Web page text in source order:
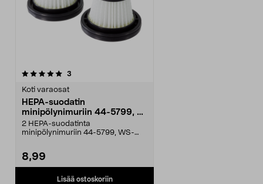
3
Koti varaosat
HEPA-suodatin
minipölynimuriin 44-5799, 2
kpl
2 HEPA-suodatinta
minipölynimuriin 44-5799, WS-
8,99
Lisää ostoskoriin